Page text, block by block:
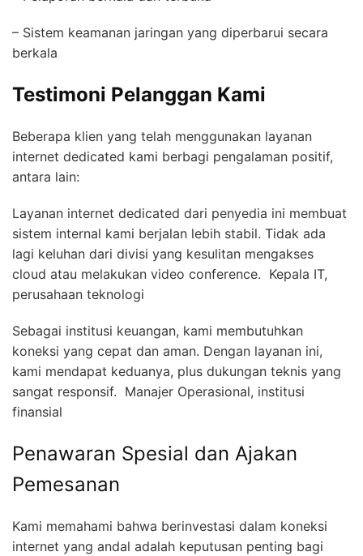
– Sistem keamanan jaringan yang diperbarui secara
berkala
Testimoni Pelanggan Kami
Beberapa klien yang telah menggunakan layanan
internet dedicated kami berbagi pengalaman positif,
antara lain:
Layanan internet dedicated dari penyedia ini membuat
sistem internal kami berjalan lebih stabil. Tidak ada
lagi keluhan dari divisi yang kesulitan mengakses
cloud atau melakukan video conference.  Kepala IT,
perusahaan teknologi
Sebagai institusi keuangan, kami membutuhkan
koneksi yang cepat dan aman. Dengan layanan ini,
kami mendapat keduanya, plus dukungan teknis yang
sangat responsif.  Manajer Operasional, institusi
finansial
Penawaran Spesial dan Ajakan
Pemesanan
Kami memahami bahwa berinvestasi dalam koneksi
internet yang andal adalah keputusan penting bagi